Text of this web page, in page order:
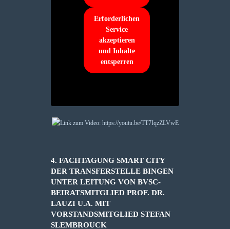
Erforderlichen
Service
akzeptieren
und Inhalte
entsperren
4. FACHTAGUNG SMART CITY
DER TRANSFERSTELLE BINGEN
UNTER LEITUNG VON BVSC-
BEIRATSMITGLIED PROF. DR.
LAUZI U.A. MIT
VORSTANDSMITGLIED STEFAN
SLEMBROUCK